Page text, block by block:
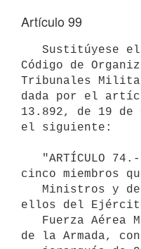
Artículo 99
Código de
Tribunales
dada por el
13.892, de 19 de
el siguiente:
cinco miembros
ellos del
de la Armada,